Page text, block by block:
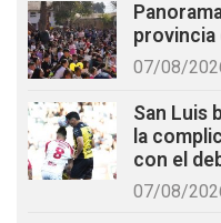
provincia
07/08/
San Luis
la
con el
07/08/